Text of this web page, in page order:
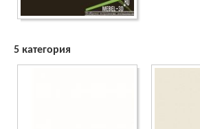
5 категория